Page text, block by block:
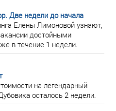
Две недели до начала
Елены Лимоновой узнают,
достойными
в течение 1 недели.
на легендарный
осталось 2 недели.